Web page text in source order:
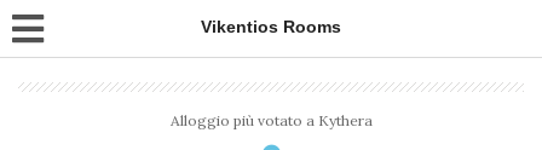
Vikentios Rooms
Alloggio più votato a Kythera